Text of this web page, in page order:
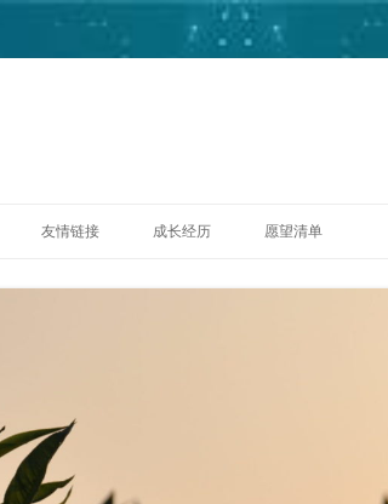
友情链接 成长经历 愿望清单